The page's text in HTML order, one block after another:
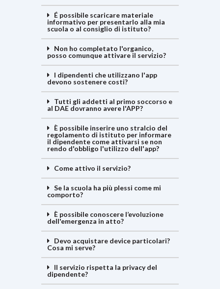
É possibile scaricare materiale
informativo per presentarlo alla mia
scuola o al consiglio di istituto?
Non ho completato l'organico,
posso comunque attivare il servizio?
I dipendenti che utilizzano l'app
devono sostenere costi?
Tutti gli addetti al primo soccorso e
al DAE dovranno avere l'APP?
È possibile inserire uno stralcio del
regolamento di istituto per informare
il dipendente come attivarsi se non
rendo d'obbligo l'utilizzo dell'app?
Come attivo il servizio?
Se la scuola ha più plessi come mi
comporto?
È possibile conoscere l’evoluzione
dell'emergenza in atto?
Devo acquistare device particolari?
Cosa mi serve?
Il servizio rispetta la privacy del
dipendente?